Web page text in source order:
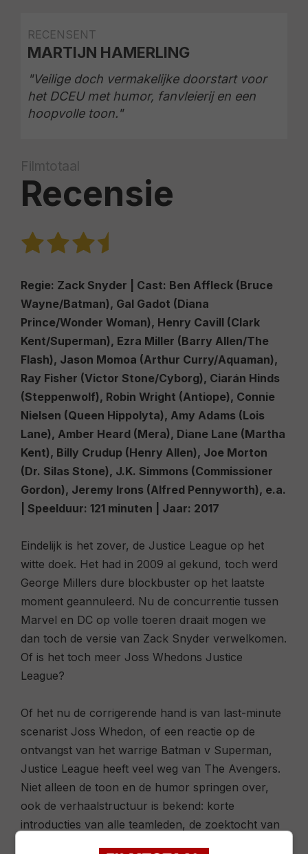
RECENSENT
MARTIJN HAMERLING
"Veilige doch vermakelijke doorstart voor
het DCEU met humor, fanvleierij en een
hoopvolle toon."
Filmtotaal
Recensie
Regie: Zack Snyder | Cast: Ben Affleck (Bruce
Wayne/Batman), Gal Gadot (Diana
Prince/Wonder Woman), Henry Cavill (Clark
Kent/Superman), Ezra Miller (Barry Allen/The
Flash), Jason Momoa (Arthur Curry/Aquaman),
Ray Fisher (Victor Stone/Cyborg), Ciarán Hinds
(Steppenwolf), Robin Wright (Antiope), Connie
Nielsen (Queen Hippolyta), Amy Adams (Lois
Lane), Amber Heard (Mera), Diane Lane (Martha
Kent), Billy Crudup (Henry Allen), Joe Morton
(Dr. Silas Stone), J.K. Simmons (Commissioner
Gordon), Jeremy Irons (Alfred Pennyworth), e.a.
Speelduur: 121 minuten | Jaar: 2017
Eindelijk is het zover, de Justice League op het
witte doek. Het had in 2009 al gekund, toch werd
George Millers dure blockbuster op het laatste
moment geannuleerd. Nu de concurrentie tussen
Marvel en DC op volle toeren draait mogen we
dan toch de versie van Zack Snyder verwelkomen.
Of is het toch meer Joss Whedons Justice
League?
Of het nu de corrigerende hand is van last-minute
scenarist Joss Whedon, of een reactie op de
ontvangst van het warrige Batman v Superman,
Justice League heeft veel weg van The Avengers.
Niet alleen de toon en de humor springen over,
ook de verhaalstructuur is bekend: korte
introducties van alle teamleden, de zoektocht van